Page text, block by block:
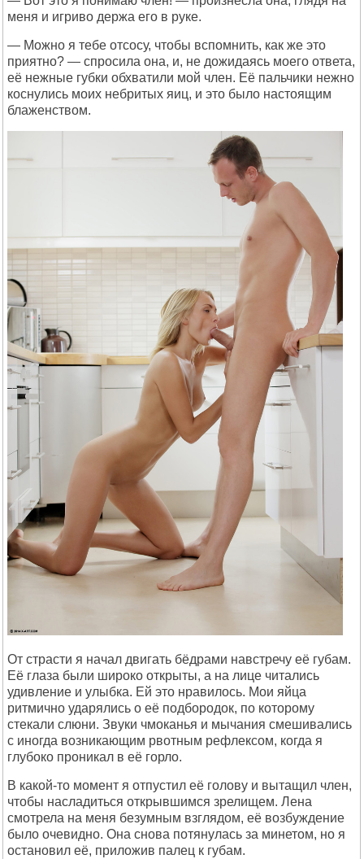
меня и игриво держа его в руке.
— Можно я тебе отсосу, чтобы вспомнить, как же это
приятно? — спросила она, и, не дожидаясь моего ответа,
её нежные губки обхватили мой член. Её пальчики нежно
коснулись моих небритых яиц, и это было настоящим
блаженством.
От страсти я начал двигать бёдрами навстречу её губам.
Её глаза были широко открыты, а на лице читались
удивление и улыбка. Ей это нравилось. Мои яйца
ритмично ударялись о её подбородок, по которому
стекали слюни. Звуки чмоканья и мычания смешивались
с иногда возникающим рвотным рефлексом, когда я
глубоко проникал в её горло.
В какой-то момент я отпустил её голову и вытащил член,
чтобы насладиться открывшимся зрелищем. Лена
смотрела на меня безумным взглядом, её возбуждение
было очевидно. Она снова потянулась за минетом, но я
остановил её, приложив палец к губам.